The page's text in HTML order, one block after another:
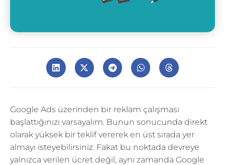
Google Ads üzerinden bir reklam çalışması
başlattığınızı varsayalım. Bunun sonucunda direkt
olarak yüksek bir teklif vererek en üst sırada yer
almayı isteyebilirsiniz. Fakat bu noktada devreye
yalnızca verilen ücret değil, aynı zamanda Google